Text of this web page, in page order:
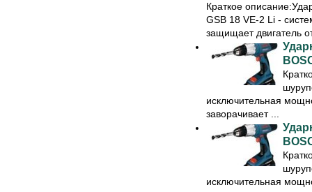
Краткое
GSB 18 VE-2 Li -
защищает двигатель
исключительная
заворачивает ...
исключительная